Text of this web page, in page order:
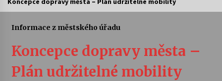
Sukuba Ensemble
Vernisáž výstavy Josefíny Duškové: Stávám se
kapkou
Informace z městského úřadu
Koncepce dopravy města –
Plán udržitelné mobility